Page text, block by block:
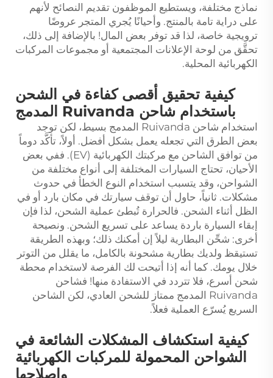
نماذج مختلفة، ويستطيع الموظفون تقديم النصائح لأنهم
على دراية تامة بالمنتج. وأحيانًا يُجري المتجر عروضًا
ترويجية خاصة، لذا قد توفر بعض المال! بالإضافة إلى ذلك،
تحقَّق من لوحة الإعلانات المجتمعية أو مجموعات المركبات
الكهربائية المحلية.
كيفية تحقيق أقصى كفاءة في الشحن
باستخدام شاحن Ruivanda المدمج
استخدام شاحن Ruivanda المدمج بسيط، لكن توجد
بعض الطرق التي تجعله يعمل بشكل أفضل. أولاً، تأكَّد دوماً
من توافق الشاحن مع مركبتك الكهربائية (EV). ففي بعض
الأحيان، تحتاج السيارات المختلفة إلى أنواع مختلفة من
الشواحن، وقد يتسبب استخدام النوع الخطأ في حدوث
مشكلات. ثانياً، حاول أن توقف سيارتك في مكان بارد أو في
الظل أثناء الشحن. فالحرارة تُبطئ عملية الشحن، لذا فإن
إبقاء السيارة باردة يساعد على تسريع الشحن. ونصيحة
أخرى: شحِّن البطارية ليلاً إن أمكنك ذلك؛ وبهذه الطريقة
تستيقظ ولديك بطارية مشحونة بالكامل، ما يقلل من التوتر
خلال يومك. كما أنه إذا أتيحت لك الفرصة لاستخدام محطة
شحن أسرع، فلا تتردد في الاستفادة منها! فشاحن
Ruivanda المدمج ممتاز للشحن العادي، لكن الشاحن
السريع يُسرّع العملية فعلاً.
كيفية استكشاف المشكلات الشائعة في
الشواحن المحمولة للمركبات الكهربائية
وإصلاحها